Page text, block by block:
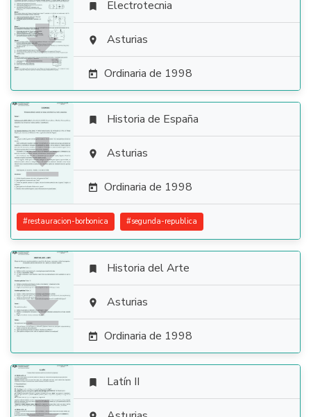

 Electrotecnia
 Asturias
 Ordinaria de 1998

 Historia de España
 Asturias
 Ordinaria de 1998
#restauracion-borbonica #segunda-republica

 Historia del Arte
 Asturias
 Ordinaria de 1998
 Latín II